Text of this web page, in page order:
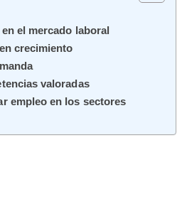
el mercado laboral
crecimiento
valoradas
empleo en los sectores